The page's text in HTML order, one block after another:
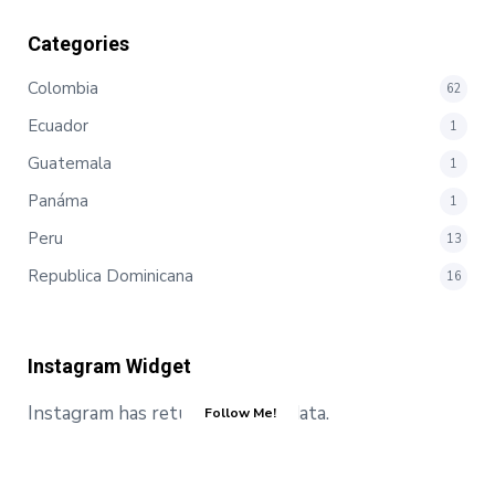
Categories
Colombia 62
Ecuador 1
Guatemala 1
Panáma 1
Peru 13
Republica Dominicana 16
Instagram Widget
Instagram has returned invalid data.
Follow Me!